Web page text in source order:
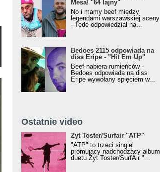
Mesa! "64 lajny"
No i mamy beef między
legendami warszawskiej sceny
- Tede odpowiedział na...
Bedoes 2115 odpowiada na
diss Eripe - "Hit Em Up"
Beef nabiera rumieńców -
Bedoes odpowiada na diss
Eripe wywołany spięciem w...
Ostatnie video
Żyt Toster/SurfAir - ATP VIDEO
Żyt Toster/Surfair "ATP"
"ATP" to trzeci singiel
promujący nadchodzący album
duetu Żyt Toster/SurfAir "...